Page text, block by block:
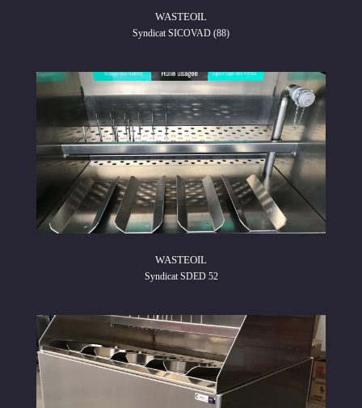
WASTEOIL
Syndicat SICOVAD (88)
WASTEOIL
Syndicat SDED 52